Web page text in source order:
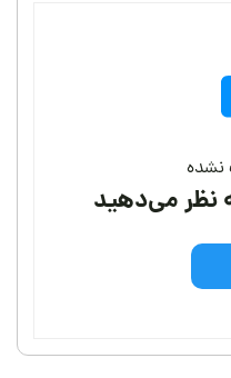
نشده
نظر می‌دهید